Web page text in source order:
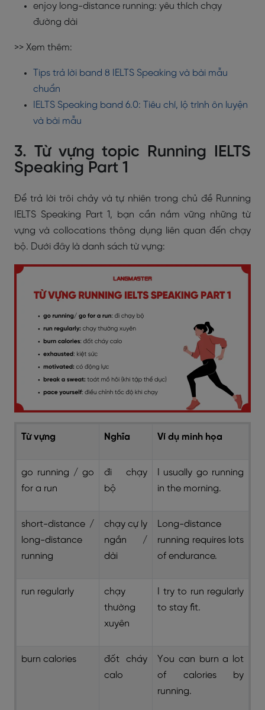
enjoy long-distance running: yêu thích chạy
đường dài
>> Xem thêm:
Tips trả lời band 8 IELTS Speaking và bài mẫu
chuẩn
IELTS Speaking band 6.0: Tiêu chí, lộ trình ôn luyện
và bài mẫu
3. Từ vựng topic Running IELTS
Speaking Part 1
Để trả lời trôi chảy và tự nhiên trong chủ đề Running
IELTS Speaking Part 1, bạn cần nắm vững nhữngtừ
vựng và collocations thông dụng liên quan đến chạy
bộ. Dưới đây là danh sách từ vựng:
Từ vựng Nghĩa Ví dụ minh họa
go running / go
for a run
đi chạy
bộ
I usually go running
in the morning.
short-distance /
long-distance
running
chạy cự ly
ngắn /
dài
Long-distance
running requires lots
of endurance.
run regularly
chạy
thường
xuyên
I try to run regularly
to stay fit.
burn calories
đốt cháy
calo
You can burn a lot
of calories by
running.